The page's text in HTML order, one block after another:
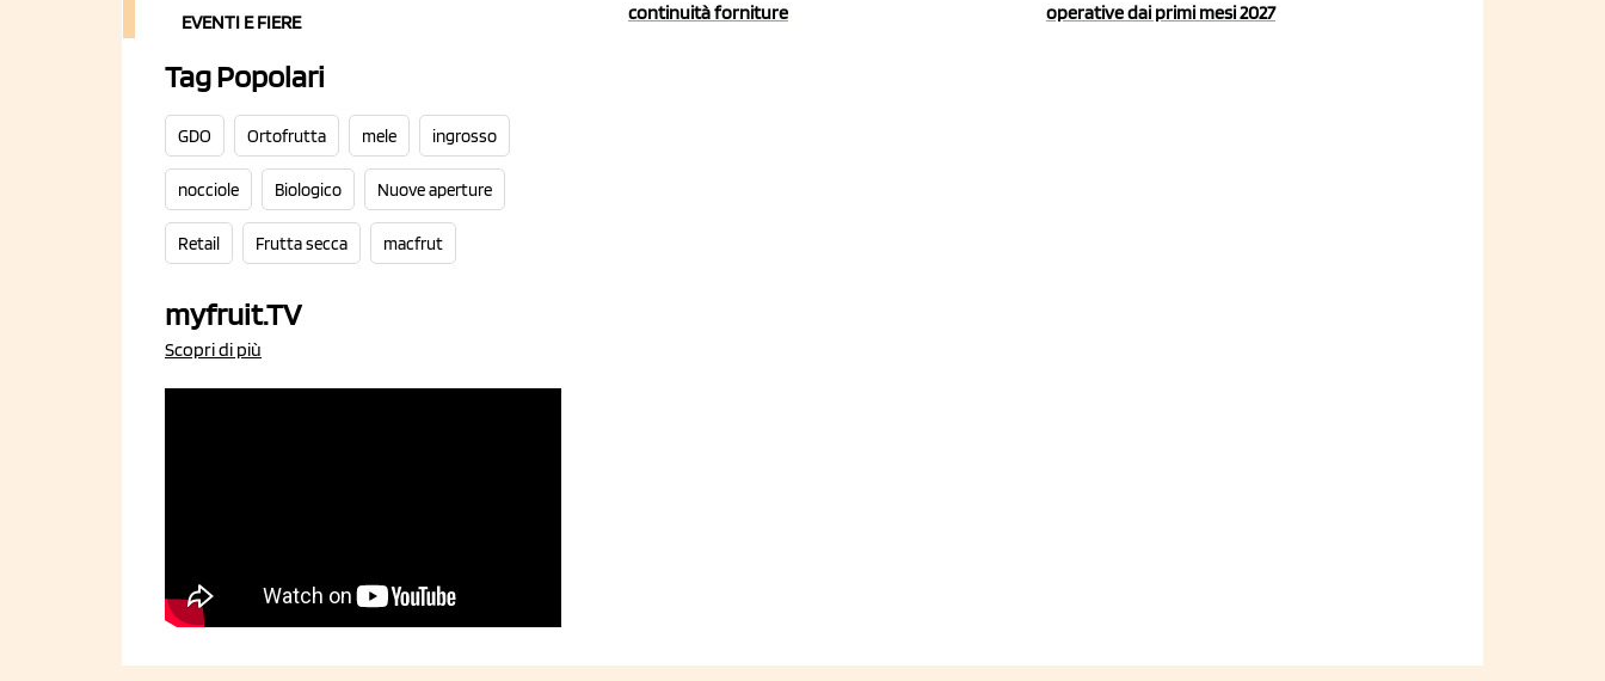
EVENTI E FIERE
Tag Popolari
GDO Ortofrutta mele ingrosso
nocciole Biologico Nuove aperture
Retail Frutta secca macfrut
myfruit.TV
Scopri di più
continuità forniture
operative dai primi mesi 2027